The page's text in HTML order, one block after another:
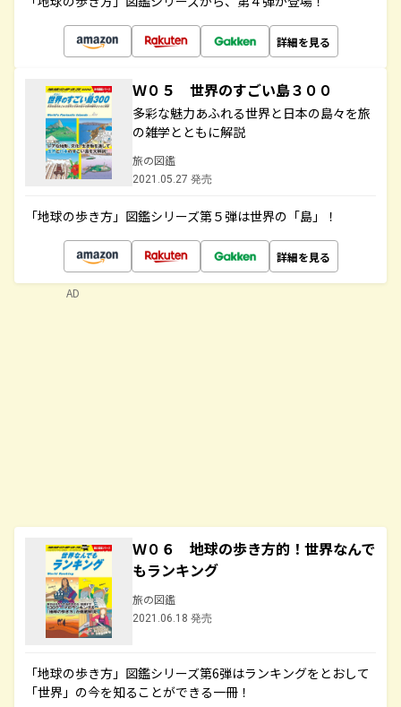
詳細を見る
Ｗ０５ 世界のすごい島３００
多彩な魅力あふれる世界と日本の島々を旅
の雑学とともに解説
旅の図鑑
2021.05.27 発売
「地球の歩き方」図鑑シリーズ第５弾は世界の「島」！
詳細を見る
Ｗ０６ 地球の歩き方的！世界なんで
もランキング
旅の図鑑
2021.06.18 発売
「地球の歩き方」図鑑シリーズ第6弾はランキングをとおして
「世界」の今を知ることができる一冊！
AD